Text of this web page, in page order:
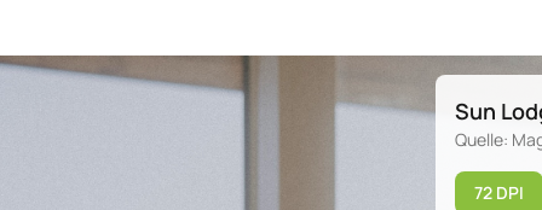
Sun
Quelle:
72 DPI